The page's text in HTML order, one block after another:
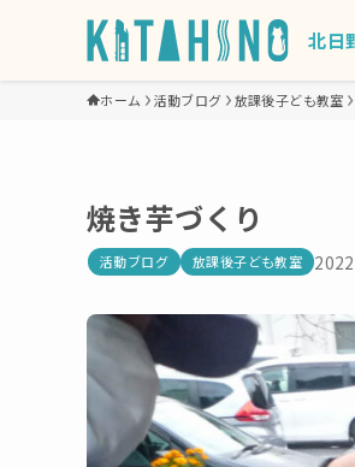
北日
ホーム 活動ブログ 放課後子ども教室
焼き芋づくり
活動ブログ 放課後子ども教室